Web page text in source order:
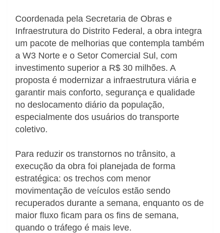
Coordenada pela Secretaria de Obras e
Infraestrutura do Distrito Federal, a obra integra
um pacote de melhorias que contempla também
a W3 Norte e o Setor Comercial Sul, com
investimento superior a R$ 30 milhões. A
proposta é modernizar a infraestrutura viária e
garantir mais conforto, segurança e qualidade
no deslocamento diário da população,
especialmente dos usuários do transporte
coletivo.
Para reduzir os transtornos no trânsito, a
execução da obra foi planejada de forma
estratégica: os trechos com menor
movimentação de veículos estão sendo
recuperados durante a semana, enquanto os de
maior fluxo ficam para os fins de semana,
quando o tráfego é mais leve.